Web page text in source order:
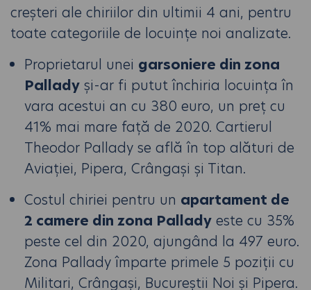
creșteri ale chiriilor din ultimii 4 ani, pentru
toate categoriile de locuințe noi analizate.
Proprietarul unei garsoniere din zona
Pallady și-ar fi putut închiria locuința în
vara acestui an cu 380 euro, un preț cu
41% mai mare față de 2020. Cartierul
Theodor Pallady se află în top alături de
Aviației, Pipera, Crângași și Titan.
Costul chiriei pentru un apartament de
2 camere din zona Pallady este cu 35%
peste cel din 2020, ajungând la 497 euro.
Zona Pallady împarte primele 5 poziții cu
Militari, Crângași, Bucureștii Noi și Pipera.